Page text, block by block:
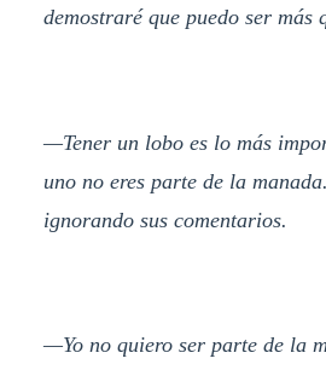
demostraré que puedo ser más
—Tener un lobo es lo más
uno no eres parte de la
ignorando sus comentarios.
—Yo no quiero ser parte de la